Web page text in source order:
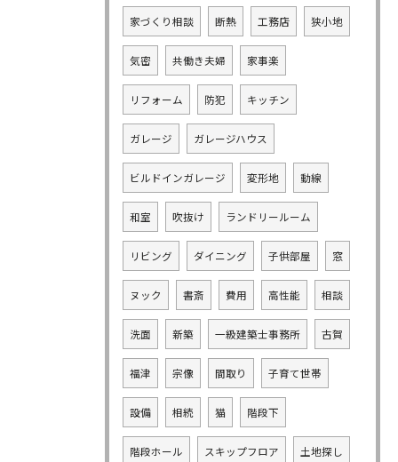
家づくり相談 断熱 工務店 狭小地
気密 共働き夫婦 家事楽
リフォーム 防犯 キッチン
ガレージ ガレージハウス
ビルドインガレージ 変形地 動線
和室 吹抜け ランドリールーム
リビング ダイニング 子供部屋 窓
ヌック 書斎 費用 高性能 相談
洗面 新築 一級建築士事務所 古賀
福津 宗像 間取り 子育て世帯
設備 相続 猫 階段下
階段ホール スキップフロア 土地探し